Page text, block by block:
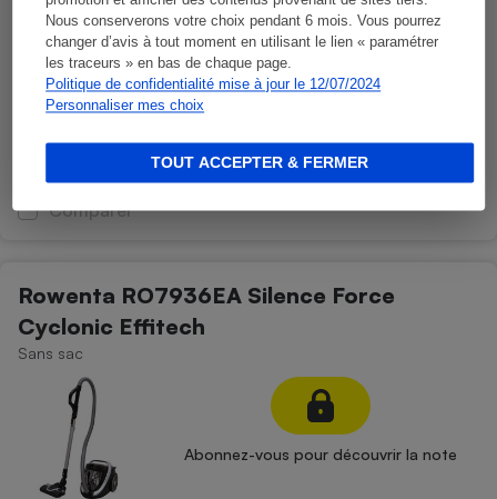
Nous conserverons votre choix pendant 6 mois. Vous pourrez
changer d’avis à tout moment en utilisant le lien « paramétrer
les traceurs » en bas de chaque page.
Politique de confidentialité mise à jour le 12/07/2024
Personnaliser mes choix
TOUT ACCEPTER & FERMER
Cyclonic
Sans sac
Comparer
Rowenta RO7936EA Silence Force
Cyclonic Effitech
Sans sac
Abonnez-vous pour découvrir la note